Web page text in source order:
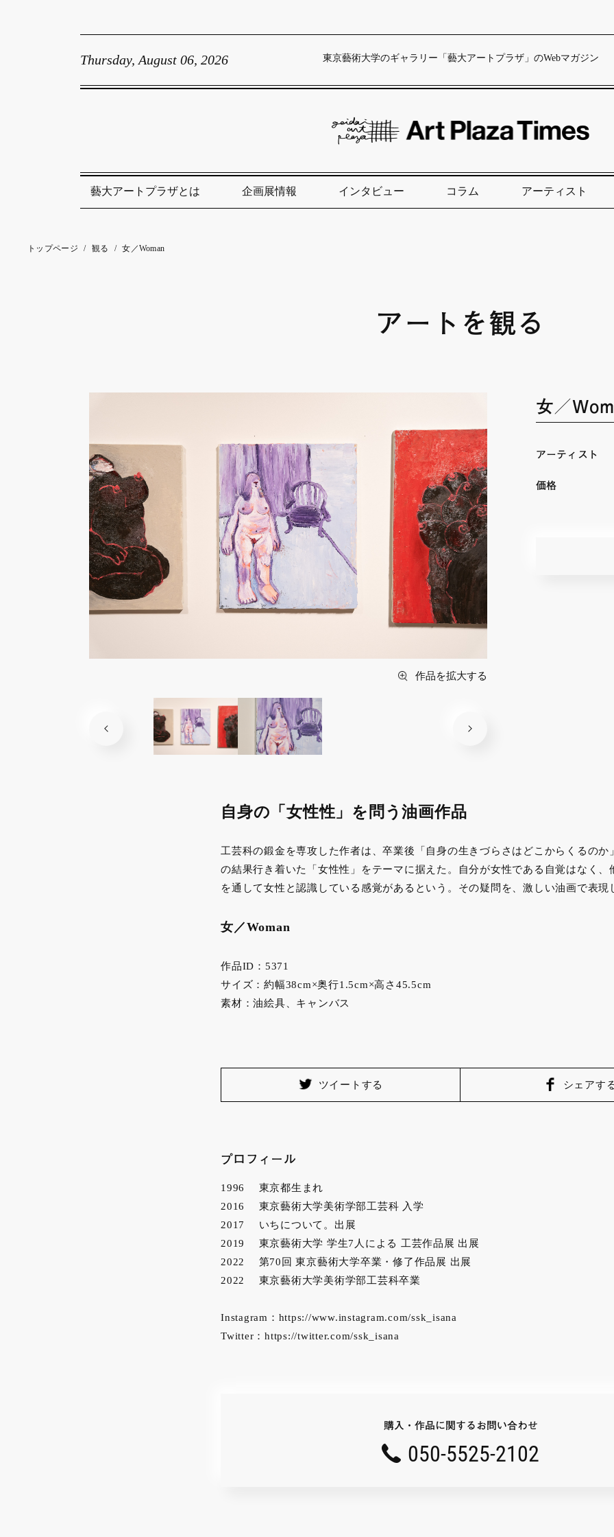
Thursday, August 06, 2026 東京藝術大学のギャラリー「藝大アートプラザ」のWebマガジン
藝大アートプラザとは 企画展情報 インタビュー コラム アーティスト
トップページ / 観る / 女／Woman
アートを観る
作品を拡大する
女／
アーティスト
価格
自身の「女性性」を問う油画作品
工芸科の鍛金を専攻した作者は、卒業後「自身の生きづらさはどこからくるのか
の結果行き着いた「女性性」をテーマに据えた。自分が女性である自覚はなく、
を通して女性と認識している感覚があるという。その疑問を、激しい油画で表現
女／Woman
作品ID：5371
サイズ：約幅38cm×奥行1.5cm×高さ45.5cm
素材：油絵具、キャンバス
ツイートする シェアす
プロフィール
1996 東京都生まれ
2016 東京藝術大学美術学部工芸科 入学
2017 いちについて。出展
2019 東京藝術大学 学生7人による 工芸作品展 出展
2022 第70回 東京藝術大学卒業・修了作品展 出展
2022 東京藝術大学美術学部工芸科卒業
Instagram： https://www.instagram.com/ssk_isana
Twitter： https://twitter.com/ssk_isana
購入・作品に関するお問い合わせ
050-5525-2102